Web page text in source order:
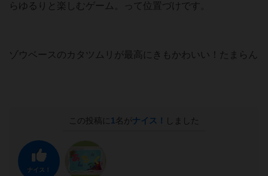
らゆるりと楽しむゲーム。って位置づけです。
ゾウベースのカタツムリが最高にきもかわいい！たまらん
この投稿に 1 名がナイス！ しました
ナイス！